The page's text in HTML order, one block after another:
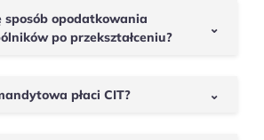
nie podlega opodatkowaniu
byłaby sytuacja, w której do
rodzi obowiązku zapłaty
sposób opodatkowania
po przekształceniu?
⌄
podatku dochodowego
nie sama spółka. Jednak po
płaci CIT? ⌄